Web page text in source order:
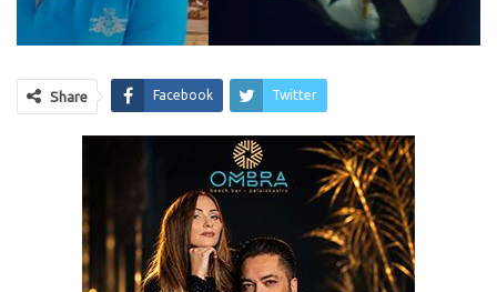
Share Facebook Twitter